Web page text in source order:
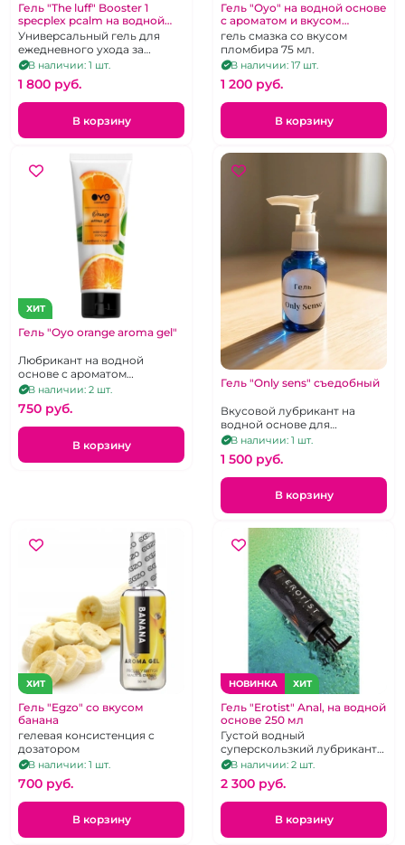
Гель "The luff" Booster 1
specplex pcalm на водной
основе 75 мл
Универсальный гель для
ежедневного ухода за
женской интимной зоной
The luff Booster 1 specplex
pcalm
В наличии: 1 шт.
1 800 pуб.
В корзину
Гель "Oyo" на водной основе
с ароматом и вкусом
мороженого 75 мл
гель смазка со вкусом
пломбира 75 мл.
В наличии: 17 шт.
1 200 pуб.
В корзину
ХИТ
Гель "Oyo orange aroma gel"
Любрикант на водной
основе с ароматом
апельсина, 75 мл
В наличии: 2 шт.
750 pуб.
В корзину
Гель "Only sens" съедобный
Вкусовой лубрикант на
водной основе для
оральных ласк.
В наличии: 1 шт.
1 500 pуб.
В корзину
ХИТ
Гель "Egzo" со вкусом
банана
гелевая консистенция с
дозатором
В наличии: 1 шт.
700 pуб.
В корзину
НОВИНКА ХИТ
Гель "Erotist" Anal, на водной
основе 250 мл
Густой водный
суперскользкий лубрикант
для анального удовольствия
в увеличенном объеме
В наличии: 2 шт.
2 300 pуб.
В корзину